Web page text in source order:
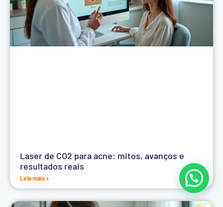
Laser de CO2 para acne: mitos, avanços e
resultados reais
Leia mais »